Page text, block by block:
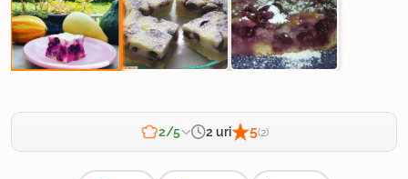
2/5 2 uri 5(2)